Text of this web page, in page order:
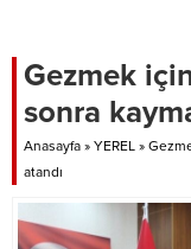
Gezmek
sonra
Anasayfa » YEREL »
atandı